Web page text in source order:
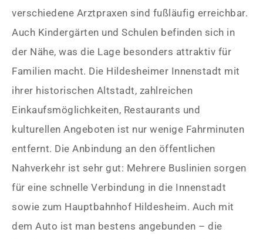
verschiedene Arztpraxen sind fußläufig erreichbar.
Auch Kindergärten und Schulen befinden sich in
der Nähe, was die Lage besonders attraktiv für
Familien macht. Die Hildesheimer Innenstadt mit
ihrer historischen Altstadt, zahlreichen
Einkaufsmöglichkeiten, Restaurants und
kulturellen Angeboten ist nur wenige Fahrminuten
entfernt. Die Anbindung an den öffentlichen
Nahverkehr ist sehr gut: Mehrere Buslinien sorgen
für eine schnelle Verbindung in die Innenstadt
sowie zum Hauptbahnhof Hildesheim. Auch mit
dem Auto ist man bestens angebunden – die